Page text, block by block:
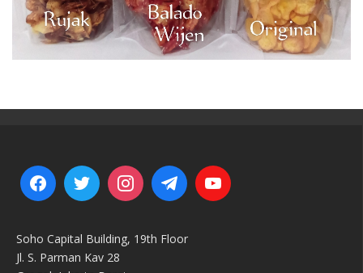
Soho Capital Building, 19th Floor
Jl. S. Parman Kav 28